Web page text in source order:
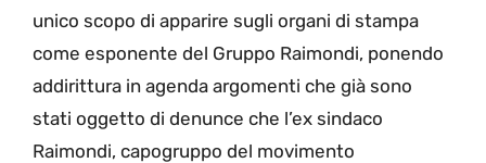
unico scopo di apparire sugli organi di stampa
come esponente del Gruppo Raimondi, ponendo
addirittura in agenda argomenti che già sono
stati oggetto di denunce che l’ex sindaco
Raimondi, capogruppo del movimento